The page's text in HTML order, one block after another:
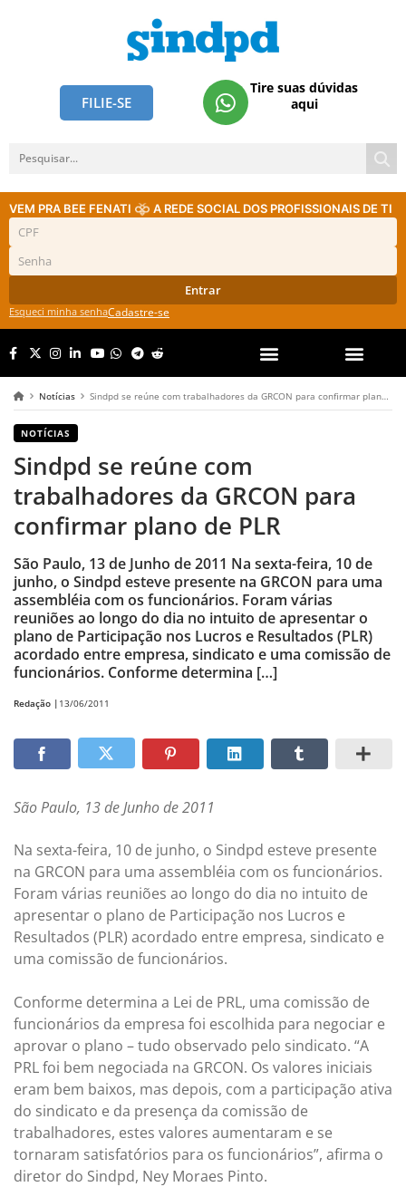
FILIE-SE
Tire suas dúvidas
aqui
VEM PRA BEE FENATI A REDE SOCIAL DOS PROFISSIONAIS DE TI
Entrar
Esqueci minha senhaCadastre-se
Notícias Sindpd se reúne com trabalhadores da GRCON para confirmar plano de PLR
NOTÍCIAS
Sindpd se reúne com
trabalhadores da GRCON para
confirmar plano de PLR
São Paulo, 13 de Junho de 2011 Na sexta-feira, 10 de
junho, o Sindpd esteve presente na GRCON para uma
assembléia com os funcionários. Foram várias
reuniões ao longo do dia no intuito de apresentar o
plano de Participação nos Lucros e Resultados (PLR)
acordado entre empresa, sindicato e uma comissão de
funcionários. Conforme determina […]
Redação | 13/06/2011
São Paulo, 13 de Junho de 2011
Na sexta-feira, 10 de junho, o Sindpd esteve presente
na GRCON para uma assembléia com os funcionários.
Foram várias reuniões ao longo do dia no intuito de
apresentar o plano de Participação nos Lucros e
Resultados (PLR) acordado entre empresa, sindicato e
uma comissão de funcionários.
Conforme determina a Lei de PRL, uma comissão de
funcionários da empresa foi escolhida para negociar e
aprovar o plano – tudo observado pelo sindicato. “A
PRL foi bem negociada na GRCON. Os valores iniciais
eram bem baixos, mas depois, com a participação ativa
do sindicato e da presença da comissão de
trabalhadores, estes valores aumentaram e se
tornaram satisfatórios para os funcionários”, afirma o
diretor do Sindpd, Ney Moraes Pinto.